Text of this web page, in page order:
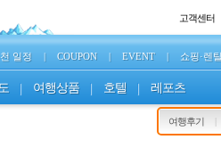
고객센터
일정 | COUPON | EVENT | 쇼핑·렌
여행상품 호텔 레포츠
여행후기